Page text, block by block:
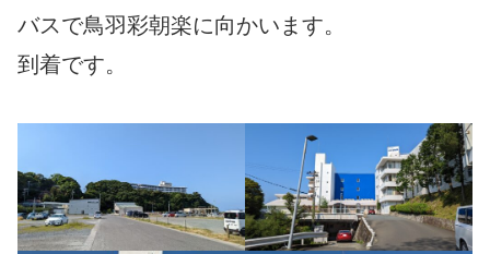
バスで鳥羽彩朝楽に向かいます。
到着です。